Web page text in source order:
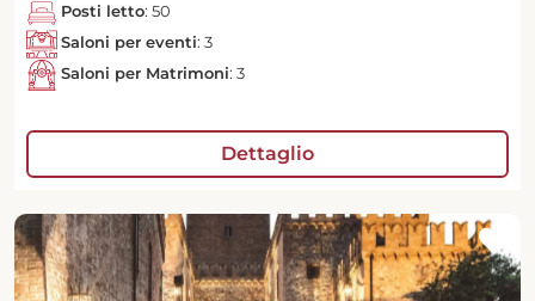
Posti letto: 50
Saloni per eventi: 3
Saloni per Matrimoni: 3
Dettaglio